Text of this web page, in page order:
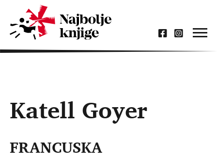
Katell Goyer
FRANCUSKA